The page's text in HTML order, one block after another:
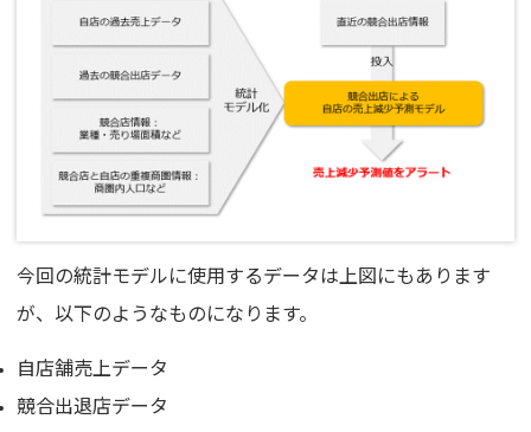
今回の統計モデルに使用するデータは上図にもあります
が、以下のようなものになります。
自店舗売上データ
競合出退店データ